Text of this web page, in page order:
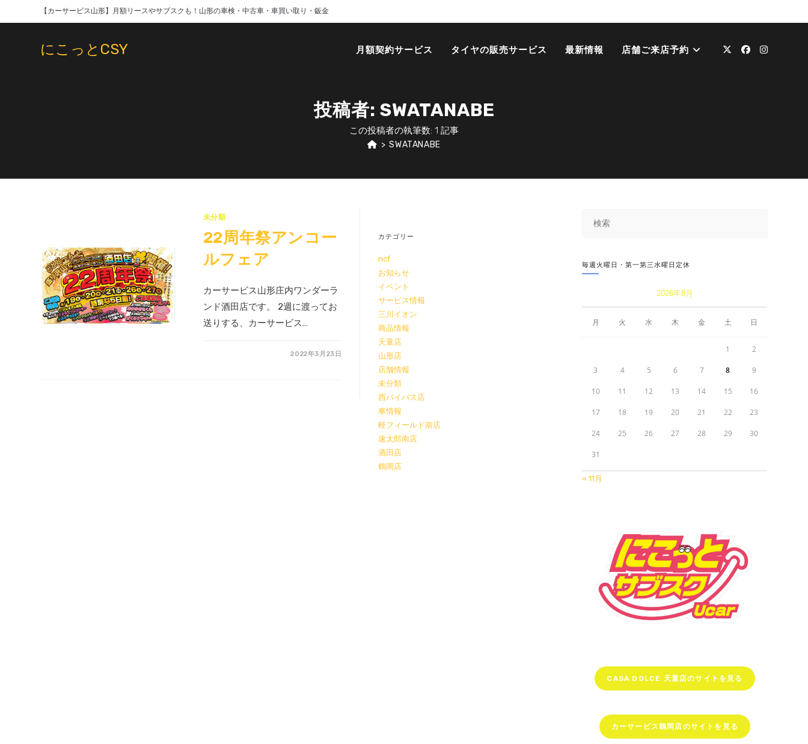
ン
【カーサービス山形】月額リースやサブスクも！山形の車検・中古車・車買い取り・鈑金
にこっとCSY 月額契約サービス タイヤの販売サービス 最新情報 店舗ご来店予約
投稿者: SWATANABE
この投稿者の執筆数: 1 記事
> SWATANABE
未分類
22周年祭アンコー
ルフェア
カーサービス山形庄内ワンダーラ
ンド酒田店です。 2週に渡ってお
送りする、カーサービス…
2022年3月23日
カテゴリー
ncf
お知らせ
イベント
サービス情報
三川イオン
商品情報
天童店
山形店
店舗情報
未分類
西バイパス店
車情報
軽フィールド南店
速太郎南店
酒田店
鶴岡店
毎週火曜日・第一第三水曜日定休
2026年8月
月 火 水 木 金 土 日
1 2
3 4 5 6 7 8 9
10 11 12 13 14 15 16
17 18 19 20 21 22 23
24 25 26 27 28 29 30
31
« 11月
CASA DOLCE 天童店のサイトを見る
カーサービス鶴岡店のサイトを見る